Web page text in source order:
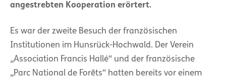
angestrebten Kooperation erörtert.
Es war der zweite Besuch der französischen
Institutionen im Hunsrück-Hochwald. Der Verein
„Association Francis Hallé“ und der französische
„Parc National de Forêts“ hatten bereits vor einem